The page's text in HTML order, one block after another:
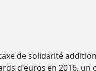
de solidarité
d'euros en 2016, un